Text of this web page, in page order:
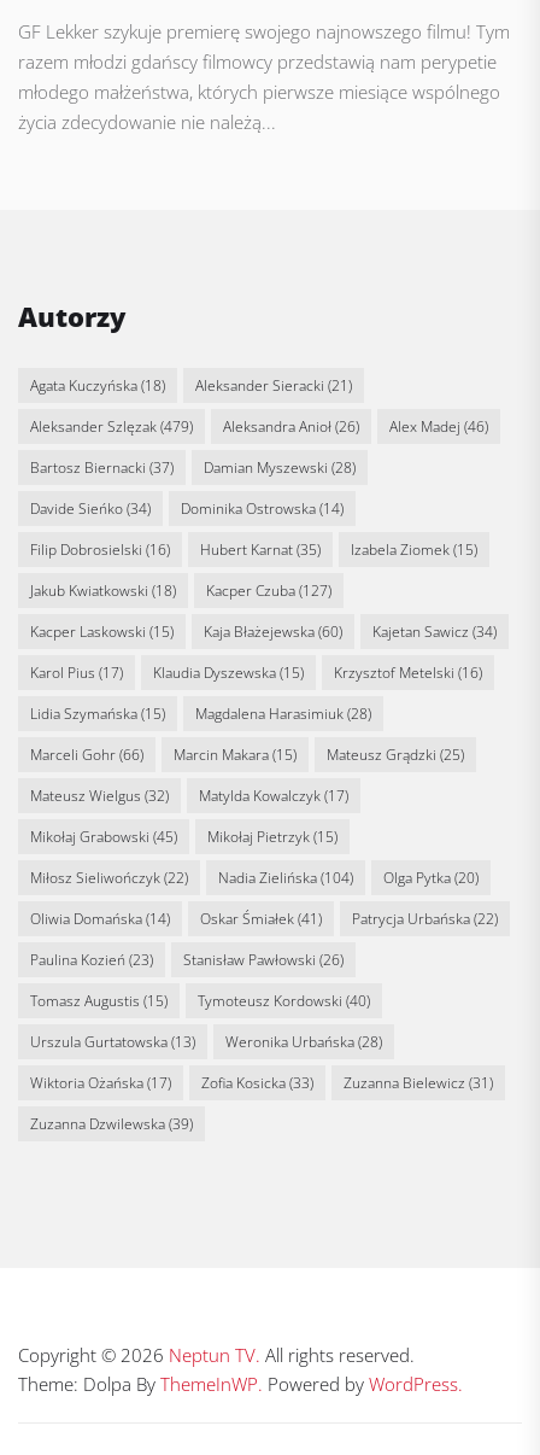
GF Lekker szykuje premierę swojego najnowszego filmu! Tym
razem młodzi gdańscy filmowcy przedstawią nam perypetie
młodego małżeństwa, których pierwsze miesiące wspólnego
życia zdecydowanie nie należą...
Autorzy
Agata Kuczyńska(18) Aleksander Sieracki (21)
Aleksander Szlęzak(479) Aleksandra Anioł(26) Alex Madej (46)
Bartosz Biernacki (37) Damian Myszewski (28)
Davide Sieńko(34) Dominika Ostrowska(14)
Filip Dobrosielski (16) Hubert Karnat(35) Izabela Ziomek(15)
Jakub Kwiatkowski (18) Kacper Czuba(127)
Kacper Laskowski (15) Kaja Błażejewska(60) Kajetan Sawicz (34)
Karol Pius (17) Klaudia Dyszewska(15) Krzysztof Metelski (16)
Lidia Szymańska(15) Magdalena Harasimiuk(28)
Marceli Gohr(66) Marcin Makara(15) Mateusz Grądzki (25)
Mateusz Wielgus (32) Matylda Kowalczyk(17)
Mikołaj Grabowski (45) Mikołaj Pietrzyk(15)
Miłosz Sieliwończyk(22) Nadia Zielińska(104) Olga Pytka(20)
Oliwia Domańska(14) Oskar Śmiałek(41) Patrycja Urbańska(22)
Paulina Kozień (23) Stanisław Pawłowski (26)
Tomasz Augustis (15) Tymoteusz Kordowski (40)
Urszula Gurtatowska(13) Weronika Urbańska(28)
Wiktoria Ożańska(17) Zofia Kosicka(33) Zuzanna Bielewicz (31)
Zuzanna Dzwilewska(39)
Copyright © 2026 Neptun TV. All rights reserved.
Theme: Dolpa By ThemeInWP. Powered by WordPress.